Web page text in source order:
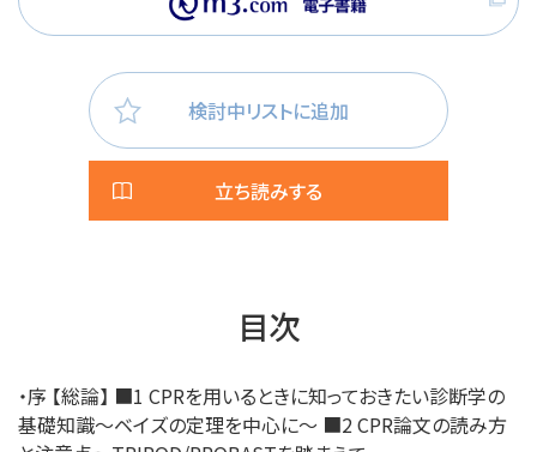
検討中リストに追加
立ち読みする
目次
・序 【総論】 ■1 CPRを用いるときに知っておきたい診断学の
基礎知識～ベイズの定理を中心に～ ■2 CPR論文の読み方